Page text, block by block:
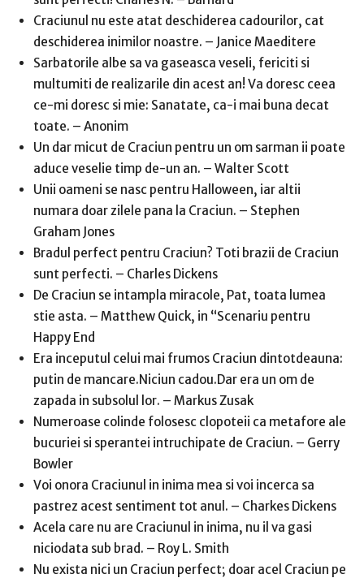
Craciunul nu este atat deschiderea cadourilor, cat
deschiderea inimilor noastre. – Janice Maeditere
Sarbatorile albe sa va gaseasca veseli, fericiti si
multumiti de realizarile din acest an! Va doresc ceea
ce-mi doresc si mie: Sanatate, ca-i mai buna decat
toate. – Anonim
Un dar micut de Craciun pentru un om sarman ii poate
aduce veselie timp de-un an. – Walter Scott
Unii oameni se nasc pentru Halloween, iar altii
numara doar zilele pana la Craciun. – Stephen
Graham Jones
Bradul perfect pentru Craciun? Toti brazii de Craciun
sunt perfecti. – Charles Dickens
De Craciun se intampla miracole, Pat, toata lumea
stie asta. – Matthew Quick, in “Scenariu pentru
Happy End
Era inceputul celui mai frumos Craciun dintotdeauna:
putin de mancare.Niciun cadou.Dar era un om de
zapada in subsolul lor. – Markus Zusak
Numeroase colinde folosesc clopoteii ca metafore ale
bucuriei si sperantei intruchipate de Craciun. – Gerry
Bowler
Voi onora Craciunul in inima mea si voi incerca sa
pastrez acest sentiment tot anul. – Charkes Dickens
Acela care nu are Craciunul in inima, nu il va gasi
niciodata sub brad. – Roy L. Smith
Nu exista nici un Craciun perfect; doar acel Craciun pe